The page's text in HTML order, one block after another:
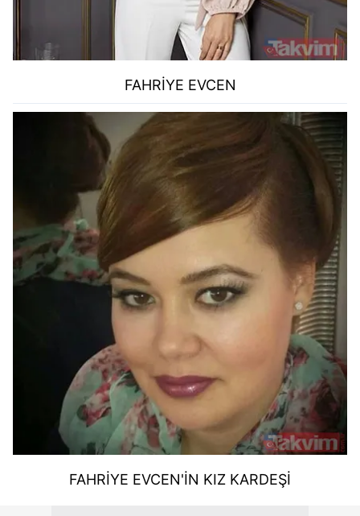
Çerezlere ilişkin tercihlerinizi aşağıda yer alan panel
vasıtasıyla belirleyebilirsiniz. Çerezlere ilişkin detaylı bilgi
için Ayarlar butonuna tıklayabilir,Çerez Bilgilendirme
ziyaret edebilirsiniz.
6698 sayılı Kişisel Verilerin Korunması Kanunu uyarınca
hazırlanmış Aydınlatma Metnimizi okumak ve sitemizde
ilgili mevzuata uygun olarak kullanılan çerezlerle ilgili bilgi
almak için lütfen
tıklayınız.
FAHRİYE EVCEN
FAHRİYE EVCEN'İN KIZ KARDEŞİ